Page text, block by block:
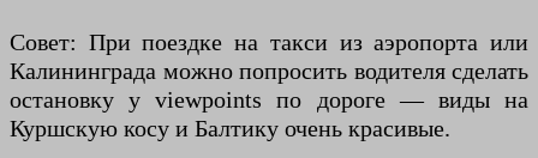
Совет: При поездке на такси из аэропорта или
Калининграда можно попросить водителя сделать
остановку у viewpoints по дороге — виды на
Куршскую косу и Балтику очень красивые.